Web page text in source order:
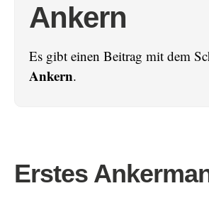
Ankern
Es gibt einen Beitrag mit dem
Ankern.
Erstes